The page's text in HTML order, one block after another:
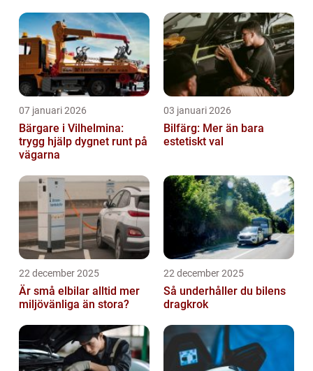
07 januari 2026
Bärgare i Vilhelmina:
trygg hjälp dygnet runt på
vägarna
03 januari 2026
Bilfärg: Mer än bara
estetiskt val
22 december 2025
Är små elbilar alltid mer
miljövänliga än stora?
22 december 2025
Så underhåller du bilens
dragkrok